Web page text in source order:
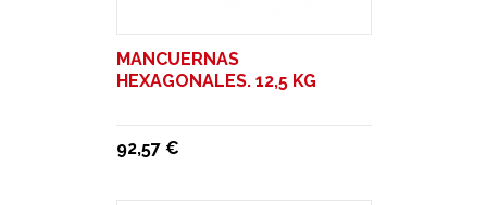
MANCUERNAS
HEXAGONALES. 12,5 KG
92,57 €